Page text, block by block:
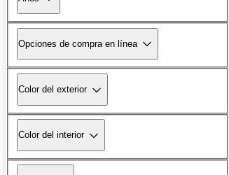
Opciones de compra en línea
Color del exterior
Color del interior